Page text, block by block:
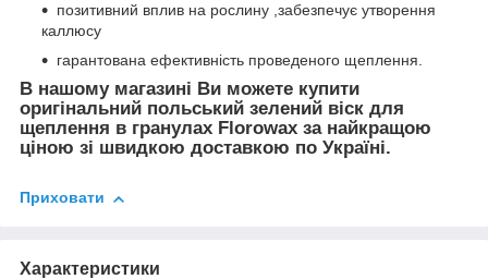
позитивний вплив на рослину ,забезпечує утворення
каллюсу
гарантована ефективність проведеного щеплення.
В нашому магазині Ви можете купити
оригінальний польський зелений віск для
щеплення в гранулах Florowax за найкращою
ціною зі швидкою доставкою по Україні.
Приховати
Характеристики